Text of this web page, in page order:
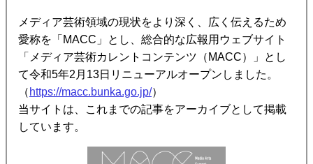
メディア芸術領域の現状をより深く、広く伝えるため
愛称を「MACC」とし、総合的な広報用ウェブサイト
「メディア芸術カレントコンテンツ（MACC）」とし
て令和5年2月13日リニューアルオープンしました。
（ https://macc.bunka.go.jp/）
当サイトは、これまでの記事をアーカイブとして掲載
しています。